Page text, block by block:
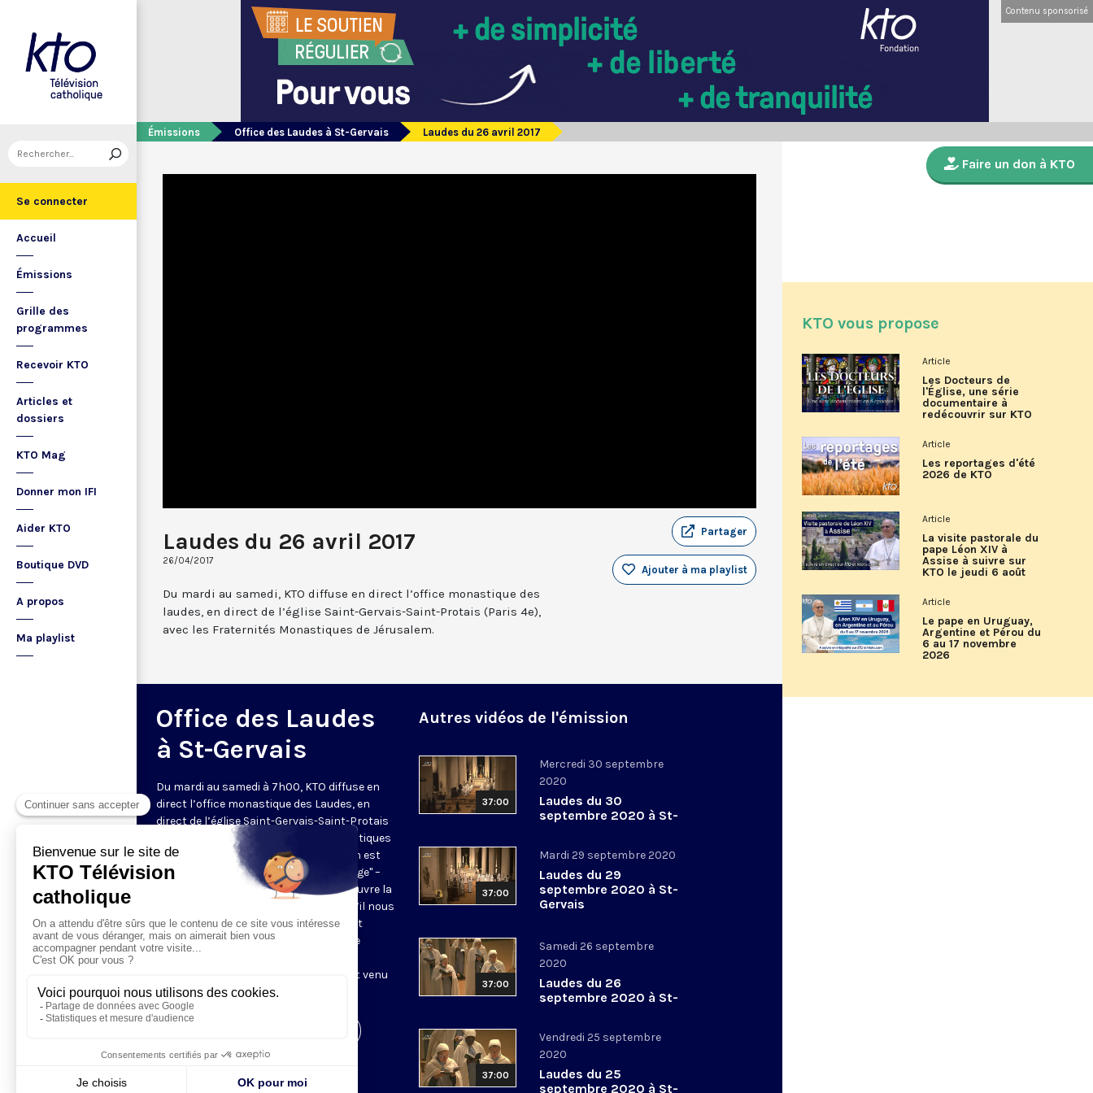
Se connecter
Accueil
Émissions
Grille des
programmes
Recevoir KTO
Articles et
dossiers
KTO Mag
Donner mon IFI
Aider KTO
Boutique DVD
A propos
Ma playlist
Contenu sponsorisé
Émissions Office des Laudes à St-Gervais Laudes du 26 avril 2017
Laudes du 26 avril 2017
26/04/2017
Partager
Ajouter à ma playlist
Du mardi au samedi, KTO diffuse en direct l’office monastique des
laudes, en direct de l’église Saint-Gervais-Saint-Protais (Paris 4e),
avec les Fraternités Monastiques de Jérusalem.
Office des Laudes
à St-Gervais
Du mardi au samedi à 7h00, KTO diffuse en
direct l’office monastique des Laudes, en
direct de l’église Saint-Gervais-Saint-Protais
(Paris IVe), avec les Fraternités Monastiques
de Jérusalem. Les Laudes – dont le nom est
dérivé du terme latin qui signifie "louange" –
sont d’abord la prière de louange qui ouvre la
journée pour remercier Dieu du don qu’il nous
fait de ce jour nouveau, et le placer tout
entier sous son regard. Mais son heure
Résurrection du Seigneur, "soleil levant venu
nous visiter" (Lc 1,28).
Autres vidéos de l'émission
37:00
Mercredi 30 septembre
2020
Laudes du 30
septembre 2020 à St-
37:00
Mardi 29 septembre 2020
Laudes du 29
septembre 2020 à St-
Gervais
37:00
Samedi 26 septembre
2020
Laudes du 26
septembre 2020 à St-
37:00
Vendredi 25 septembre
2020
Laudes du 25
septembre 2020 à St-
Faire un don à KTO
KTO vous propose
Article
Les Docteurs de
l'Église, une série
documentaire à
redécouvrir sur KTO
Article
Les reportages d'été
2026 de KTO
Article
La visite pastorale du
pape Léon XIV à
Assise à suivre sur
KTO le jeudi 6 août
Article
Le pape en Uruguay,
Argentine et Pérou du
6 au 17 novembre
2026